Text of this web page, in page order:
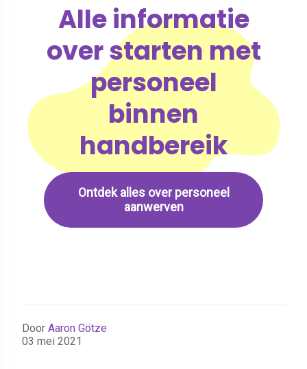
Alle informatie
over starten met
personeel
binnen
handbereik
Ontdek alles over personeel
aanwerven
Door Aaron Götze
03 mei 2021